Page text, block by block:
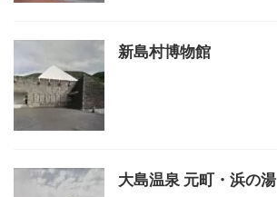
新島村博物館
大島温泉 元町・浜の湯